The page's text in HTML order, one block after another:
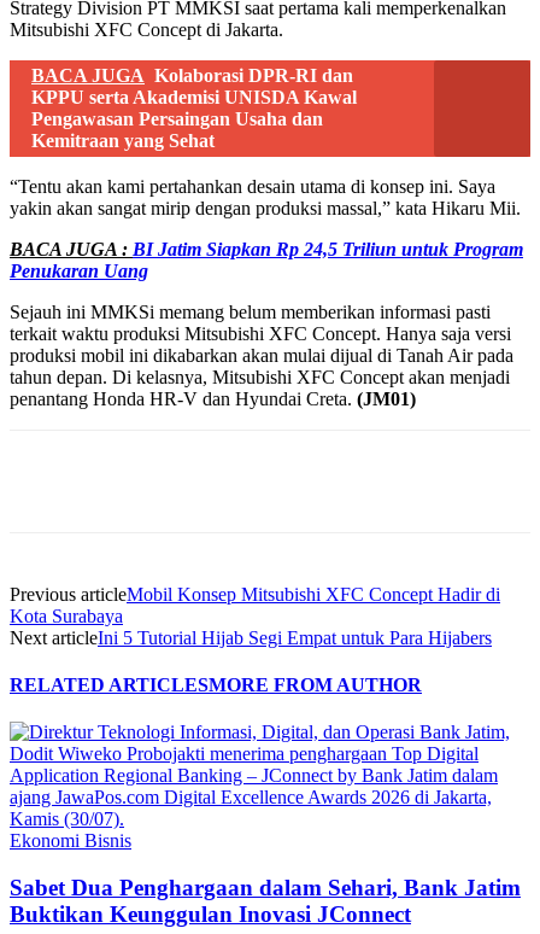
Strategy Division PT MMKSI saat pertama kali memperkenalkan
Mitsubishi XFC Concept di Jakarta.
BACA JUGA Kolaborasi DPR-RI dan
KPPU serta Akademisi UNISDA Kawal
Pengawasan Persaingan Usaha dan
Kemitraan yang Sehat
“Tentu akan kami pertahankan desain utama di konsep ini. Saya
yakin akan sangat mirip dengan produksi massal,” kata Hikaru Mii.
BACA JUGA : BI Jatim Siapkan Rp 24,5 Triliun untuk Program
Penukaran Uang
Sejauh ini MMKSi memang belum memberikan informasi pasti
terkait waktu produksi Mitsubishi XFC Concept. Hanya saja versi
produksi mobil ini dikabarkan akan mulai dijual di Tanah Air pada
tahun depan. Di kelasnya, Mitsubishi XFC Concept akan menjadi
penantang Honda HR-V dan Hyundai Creta. (JM01)
Previous articleMobil Konsep Mitsubishi XFC Concept Hadir di
Kota Surabaya
Next articleIni 5 Tutorial Hijab Segi Empat untuk Para Hijabers
RELATED ARTICLESMORE FROM AUTHOR
Ekonomi Bisnis
Sabet Dua Penghargaan dalam Sehari, Bank Jatim
Buktikan Keunggulan Inovasi JConnect